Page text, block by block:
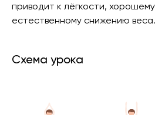
приводит к лёгкости,
естественному снижению веса.
Схема урока